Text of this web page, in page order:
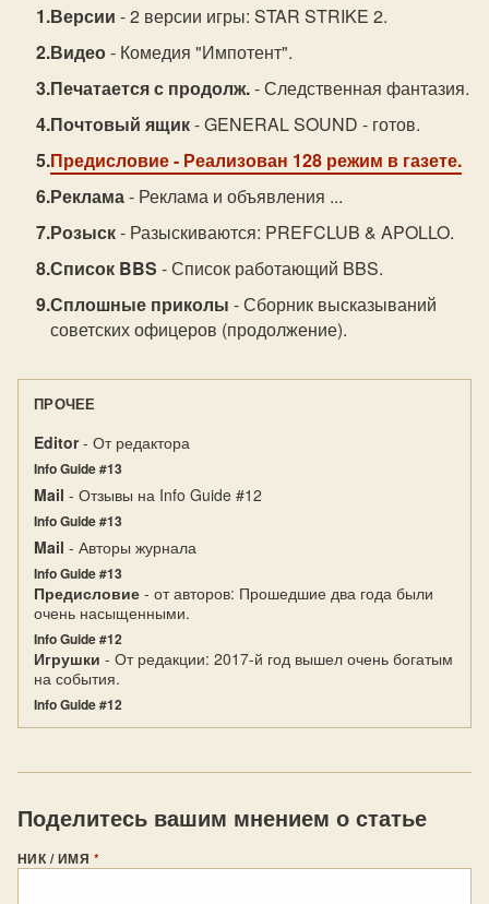
Версии - 2 версии игры: STAR STRIKE 2.
Видео- Комедия "Импотент".
Печатается с продолж.- Следственная фантазия.
Почтовый ящик- GENERAL SOUND - готов.
Предисловие- Реализован 128 режим в газете.
Реклама- Реклама и объявления ...
Розыск- Разыскиваются: PREFCLUB & APOLLO.
Список BBS - Список работающий BBS.
Сплошные приколы - Сборник высказываний
советских офицеров (продолжение).
ПРОЧЕЕ
Editor- От редактора
Info Guide #13
Mail - Отзывы на Info Guide #12
Info Guide #13
Mail - Авторы журнала
Info Guide #13
Предисловие - от авторов: Прошедшие два года были
очень насыщенными.
Info Guide #12
Игрушки - От редакции: 2017-й год вышел очень богатым
на события.
Info Guide #12
Поделитесь вашим мнением о статье
НИК / ИМЯ *